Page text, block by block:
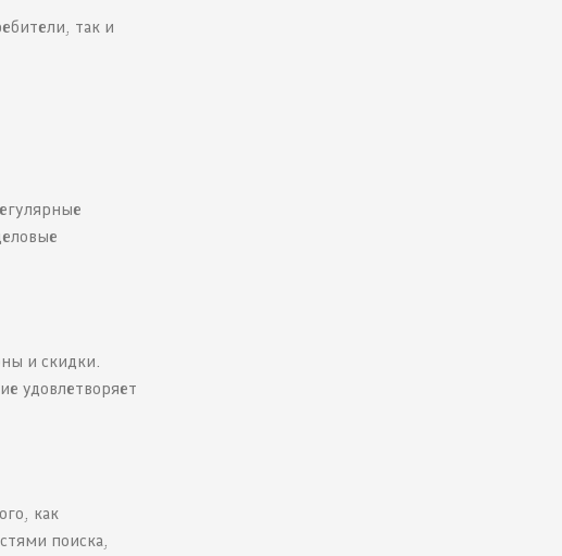
так и
и скидки.
удовлетворяет
как
поиска,